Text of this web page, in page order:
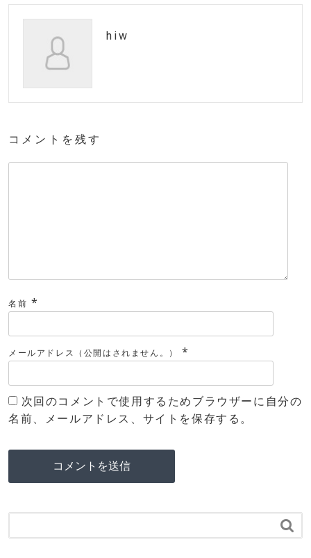
hiw
コメントを残す
名前 *
メールアドレス（公開はされません。） *
次回のコメントで使用するためブラウザーに自分の
名前、メールアドレス、サイトを保存する。
